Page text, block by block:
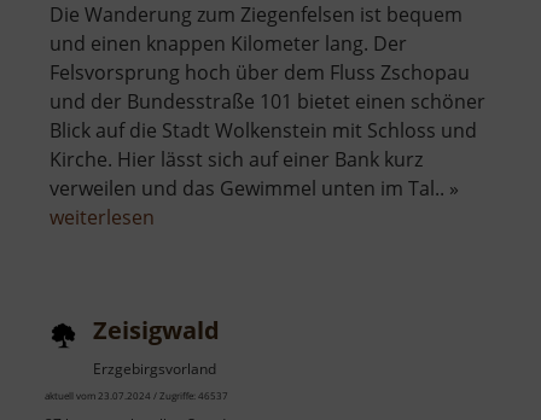
Die Wanderung zum Ziegenfelsen ist bequem
und einen knappen Kilometer lang. Der
Felsvorsprung hoch über dem Fluss Zschopau
und der Bundesstraße 101 bietet einen schöner
Blick auf die Stadt Wolkenstein mit Schloss und
Kirche. Hier lässt sich auf einer Bank kurz
verweilen und das Gewimmel unten im Tal.. »
weiterlesen
Zeisigwald
Erzgebirgsvorland
aktuell vom 23.07.2024 / Zugriffe: 46537